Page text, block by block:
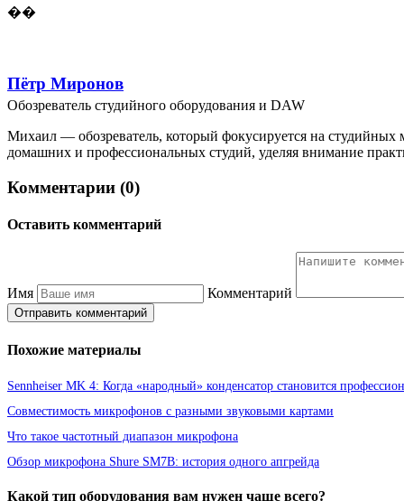
��
Пётр Миронов
Обозреватель студийного оборудования и DAW
Михаил — обозреватель, который фокусируется на студийных
домашних и профессиональных студий, уделяя внимание
Комментарии (0)
Оставить комментарий
Имя Комментарий
Отправить комментарий
Похожие материалы
Sennheiser MK 4: Когда «народный» конденсатор становится
Совместимость микрофонов с разными звуковыми картами
Что такое частотный диапазон микрофона
Обзор микрофона Shure SM7B: история одного апгрейда
Какой тип оборудования вам нужен чаще всего?